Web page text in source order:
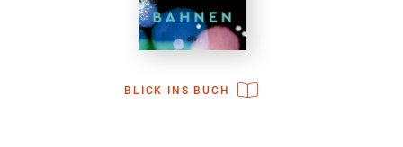
BLICK INS BUCH